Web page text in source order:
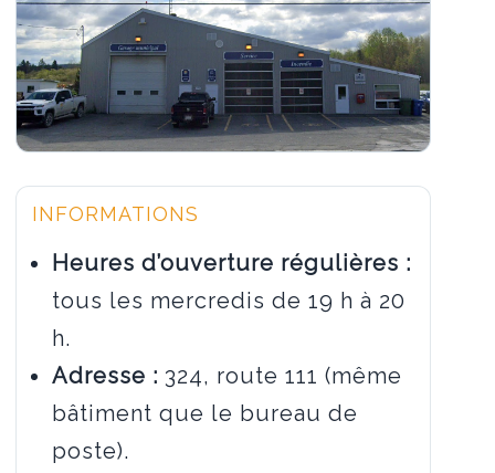
INFORMATIONS
Heures d’ouverture régulières :
tous les mercredis de 19 h à 20
h.
Adresse : 324, route 111 (même
bâtiment que le bureau de
poste).